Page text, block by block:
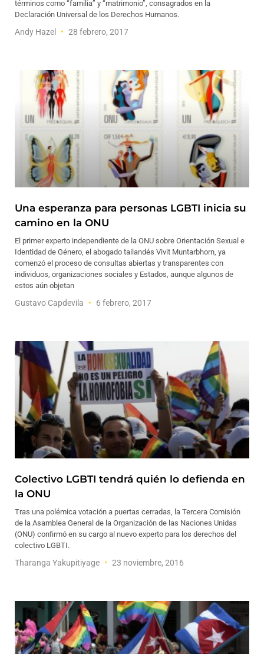
términos como “familia” y “matrimonio”, consagrados en la
Declaración Universal de los Derechos Humanos.
Andy Hazel 28 febrero, 2017
Una esperanza para personas LGBTI inicia su
camino en la ONU
El primer experto independiente de la ONU sobre Orientación Sexual e
Identidad de Género, el abogado tailandés Vivit Muntarbhorn, ya
comenzó el proceso de consultas abiertas y transparentes con
individuos, organizaciones sociales y Estados, aunque algunos de
estos aún objetan
Gustavo Capdevila 6 febrero, 2017
Colectivo LGBTI tendrá quién lo defienda en
la ONU
Tras una polémica votación a puertas cerradas, la Tercera Comisión
de la Asamblea General de la Organización de las Naciones Unidas
(ONU) confirmó en su cargo al nuevo experto para los derechos del
colectivo LGBTI.
Tharanga Yakupitiyage 23 noviembre, 2016